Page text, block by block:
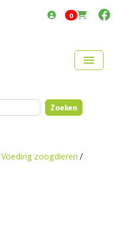
0items in cart
menu
Zoeken
Voeding zoogdieren /